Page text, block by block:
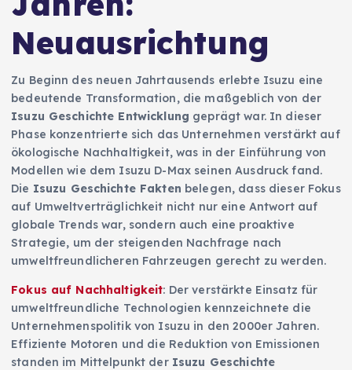
Neuausrichtung
Zu Beginn des neuen Jahrtausends erlebte Isuzu eine
bedeutende Transformation, die maßgeblich von der
Isuzu Geschichte Entwicklung geprägt war. In dieser
Phase konzentrierte sich das Unternehmen verstärkt auf
ökologische Nachhaltigkeit, was in der Einführung von
Modellen wie dem Isuzu D-Max seinen Ausdruck fand.
Die Isuzu Geschichte Fakten belegen, dass dieser Fokus
auf Umweltverträglichkeit nicht nur eine Antwort auf
globale Trends war, sondern auch eine proaktive
Strategie, um der steigenden Nachfrage nach
umweltfreundlicheren Fahrzeugen gerecht zu werden.
Fokus auf Nachhaltigkeit: Der verstärkte Einsatz für
umweltfreundliche Technologien kennzeichnete die
Unternehmenspolitik von Isuzu in den 2000er Jahren.
Effiziente Motoren und die Reduktion von Emissionen
standen im Mittelpunkt der Isuzu Geschichte